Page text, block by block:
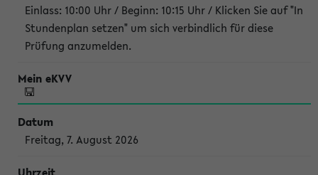
Einlass: 10:00 Uhr / Beginn: 10:15 Uhr / Klicken Sie auf "In
Stundenplan setzen" um sich verbindlich für diese
Prüfung anzumelden.
Freitag, 7. August 2026